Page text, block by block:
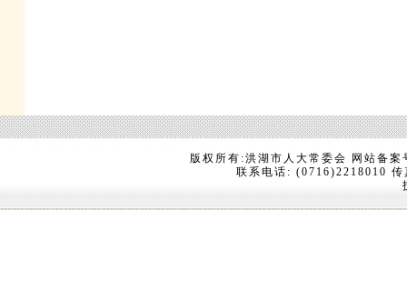
版权所有:洪湖市人大常委会 网站备案
联系电话: (0716)2218010